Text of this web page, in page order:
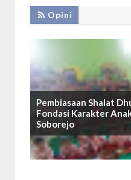
Opini
Pembiasaan Shalat
Fondasi Karakter
Soborejo